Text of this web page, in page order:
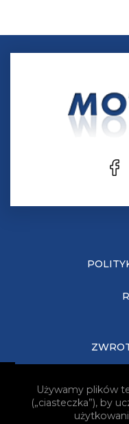
Używamy plików
(„ciasteczka”), by